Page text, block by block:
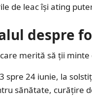
de leac își ating
despre
merită să ții minte
spre 24 iunie, la
sănătate, curățire